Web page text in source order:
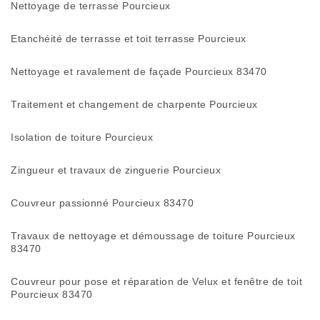
Nettoyage de terrasse Pourcieux
Etanchéité de terrasse et toit terrasse Pourcieux
Nettoyage et ravalement de façade Pourcieux 83470
Traitement et changement de charpente Pourcieux
Isolation de toiture Pourcieux
Zingueur et travaux de zinguerie Pourcieux
Couvreur passionné Pourcieux 83470
Travaux de nettoyage et démoussage de toiture Pourcieux
83470
Couvreur pour pose et réparation de Velux et fenêtre de toit
Pourcieux 83470